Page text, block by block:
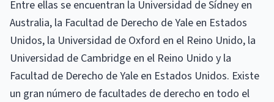
Entre ellas se encuentran la Universidad de Sídney en
Australia, la Facultad de Derecho de Yale en Estados
Unidos, la Universidad de Oxford en el Reino Unido, la
Universidad de Cambridge en el Reino Unido y la
Facultad de Derecho de Yale en Estados Unidos. Existe
un gran número de facultades de derecho en todo el